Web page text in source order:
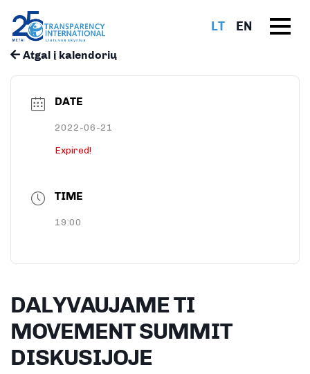
LT EN
Atgal į kalendorių
DATE
2022-06-21
Expired!
TIME
19:00
DALYVAUJAME TI
MOVEMENT SUMMIT
DISKUSIJOJE